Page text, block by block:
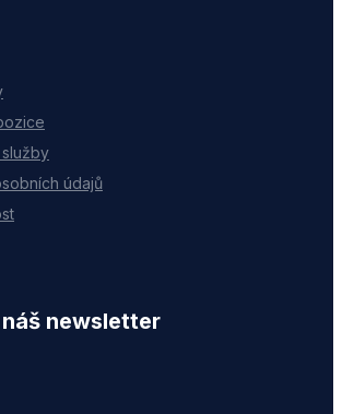
údajů
newsletter